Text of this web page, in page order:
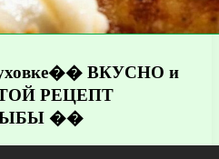
ВКУСНО и
РЕЦЕПТ
��